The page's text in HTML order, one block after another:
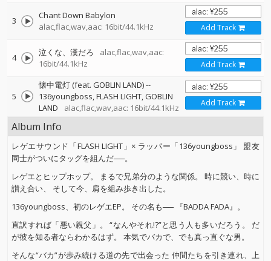
3
Chant Down Babylon
alac,flac,wav,aac: 16bit/44.1kHz
Add Track
4 泣くな、漢だろ
alac,flac,wav,aac:
16bit/44.1kHz
Add Track
5
懐中電灯 (feat. GOBLIN LAND)--
136youngboss FLASH LIGHT GOBLIN
LAND
alac,flac,wav,aac: 16bit/44.1kHz Add Track
Album Info
レゲエサウンド「FLASH LIGHT」× ラッパー「136youngboss」 盟友
同士がついにタッグを組んだ──。
レゲエとヒップホップ。 まるで兄弟分のような関係。 時に競い、時に
讃え合い、 そして今、肩を組み歩き出した。
136youngboss、初のレゲエEP。 その名も── 『BADDA FADA』。
直訳すれば「悪い親父」。 “なんやそれ!?”と思う人も多いだろう。 だ
が彼を知る者ならわかるはず。 本気でバカで、でも真っ直ぐな男。
そんな“バカ”が歩み続ける道の先で出会った 仲間たちを引き連れ、上